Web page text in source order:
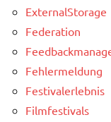
ExternalStorage
Federation
Fehlermeldung
Festivalerlebnis
Filmfestivals